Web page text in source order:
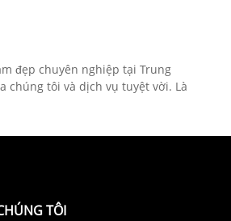
đẹp chuyên nghiệp tại Trung
chúng tôi và dịch vụ tuyệt vời. Là
TÔI